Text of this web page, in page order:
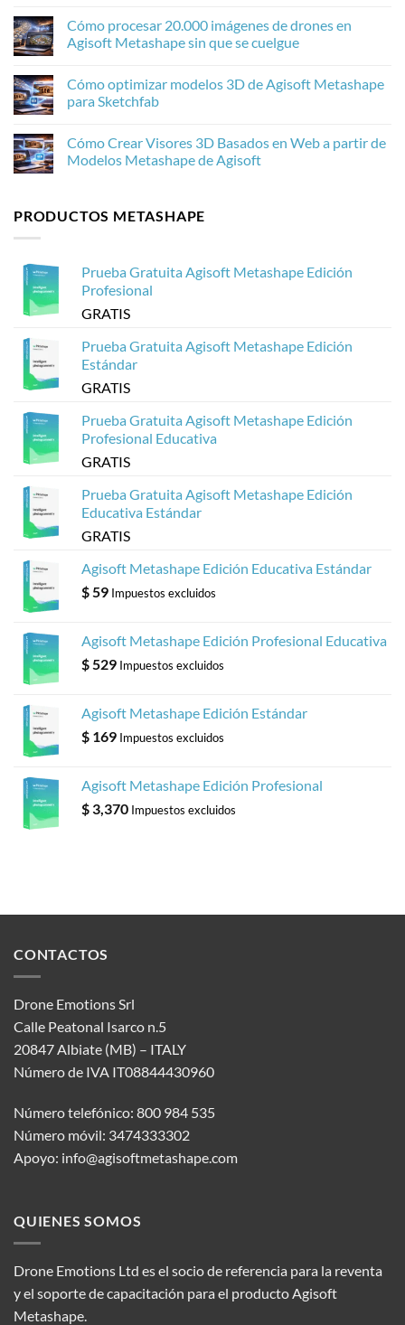
de
escala
de
las
texturas
de
Agisoft
Metashape
comentarios
en
Agisoft
Qué
de
por
qué
es
fotogrametría
Cómo procesar 20.000 imágenes de drones en
Agisoft Metashape sin que se cuelgue
comentarios
Cómo
imágenes
de
drones
sin
que
Cómo optimizar modelos 3D de Agisoft Metashape
para Sketchfab
comentarios
en
Cómo
de
Agisoft
Cómo Crear Visores 3D Basados en Web a partir de
Modelos Metashape de Agisoft
en
Cómo
Basados
Web
partir
Modelos
Metashape
PRODUCTOS METASHAPE
Prueba Gratuita Agisoft Metashape Edición
Profesional
GRATIS
Prueba Gratuita Agisoft Metashape Edición
Estándar
GRATIS
Prueba Gratuita Agisoft Metashape Edición
Profesional Educativa
GRATIS
Prueba Gratuita Agisoft Metashape Edición
Educativa Estándar
GRATIS
Agisoft Metashape Edición Educativa Estándar
$59 Impuestos excluidos
Agisoft Metashape Edición Profesional Educativa
$529 Impuestos excluidos
Agisoft Metashape Edición Estándar
$ 169 Impuestos excluidos
Agisoft Metashape Edición Profesional
$ 3,370 Impuestos excluidos
CONTACTOS
Drone Emotions Srl
Calle Peatonal Isarco n.5
20847 Albiate (MB) – ITALY
Número de IVA IT08844430960
Número telefónico: 800 984 535
Número móvil: 3474333302
Apoyo: info@agisoftmetashape.com
QUIENES SOMOS
Drone Emotions Ltd es el socio de referencia para la reventa
y el soporte de capacitación para el producto Agisoft
Metashape.